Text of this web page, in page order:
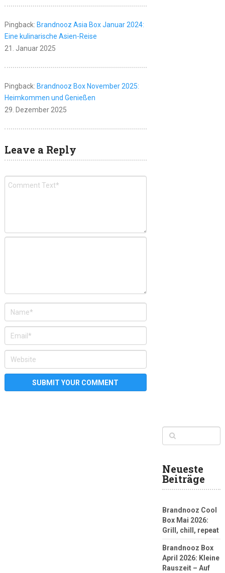
Pingback: Brandnooz Asia Box Januar 2024:
Eine kulinarische Asien-Reise
21. Januar 2025
Pingback: Brandnooz Box November 2025:
Heimkommen und Genießen
29. Dezember 2025
Leave a Reply
Neueste
Beiträge
Brandnooz Cool
Box Mai 2026:
Grill, chill, repeat
Brandnooz Box
April 2026: Kleine
Rauszeit – Auf